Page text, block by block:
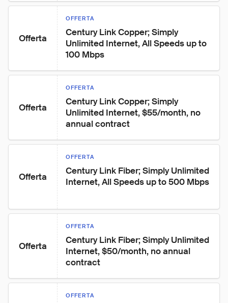
Offerta
OFFERTA
Century Link Copper; Simply
Unlimited Internet, All Speeds up to
100 Mbps
Offerta
OFFERTA
Century Link Copper; Simply
Unlimited Internet, $55/month, no
annual contract
Offerta
OFFERTA
Century Link Fiber; Simply Unlimited
Internet, All Speeds up to 500 Mbps
Offerta
OFFERTA
Century Link Fiber; Simply Unlimited
Internet, $50/month, no annual
contract
OFFERTA